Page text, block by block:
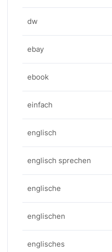
dw
ebay
ebook
einfach
englisch
englisch sprechen
englische
englischen
englisches